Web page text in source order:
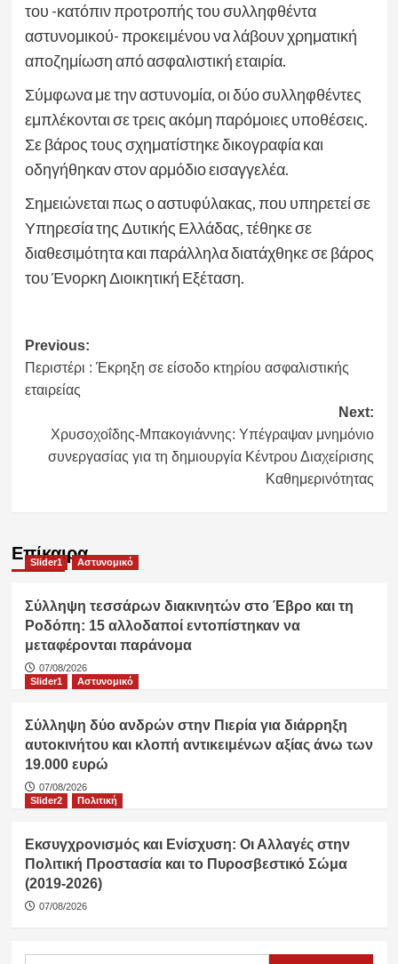
του -κατόπιν προτροπής του συλληφθέντα
αστυνομικού- προκειμένου να λάβουν χρηματική
αποζημίωση από ασφαλιστική εταιρία.
Σύμφωνα με την αστυνομία, οι δύο συλληφθέντες
εμπλέκονται σε τρεις ακόμη παρόμοιες υποθέσεις.
Σε βάρος τους σχηματίστηκε δικογραφία και
οδηγήθηκαν στον αρμόδιο εισαγγελέα.
Σημειώνεται πως ο αστυφύλακας, που υπηρετεί σε
Υπηρεσία της Δυτικής Ελλάδας, τέθηκε σε
διαθεσιμότητα και παράλληλα διατάχθηκε σε βάρος
του Ένορκη Διοικητική Εξέταση.
Post
navigation
Previous:
Περιστέρι : Έκρηξη σε είσοδο κτηρίου ασφαλιστικής
εταιρείας
Next:
Χρυσοχοΐδης-Μπακογιάννης: Υπέγραψαν μνημόνιο
συνεργασίας για τη δημιουργία Κέντρου Διαχείρισης
Καθημερινότητας
Επίκαιρα
Slider1 Αστυνομικό
Σύλληψη τεσσάρων διακινητών στο Έβρο και τη
Ροδόπη: 15 αλλοδαποί εντοπίστηκαν να
μεταφέρονται παράνομα
07/08/2026
Slider1
Αστυνομικό
Σύλληψη δύο ανδρών στην Πιερία για διάρρηξη
αυτοκινήτου και κλοπή αντικειμένων αξίας άνω των
19.000 ευρώ
07/08/2026
Slider2
Πολιτική
Εκσυγχρονισμός και Ενίσχυση: Οι Αλλαγές στην
Πολιτική Προστασία και το Πυροσβεστικό Σώμα
(2019-2026)
07/08/2026